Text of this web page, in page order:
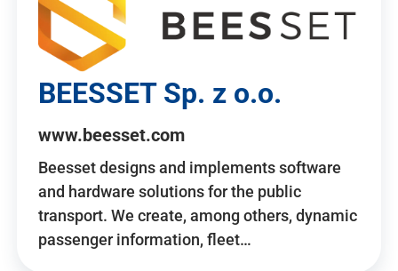
BEESSET Sp. z o.o.
www.beesset.com
Beesset designs and implements software
and hardware solutions for the public
transport. We create, among others, dynamic
passenger information, fleet…